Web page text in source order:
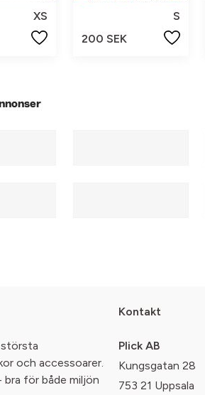
XS
S
200 SEK
största
och accessoarer.
för både miljön
Kontakt
Plick AB
Kungsgatan 28
753 21 Uppsala